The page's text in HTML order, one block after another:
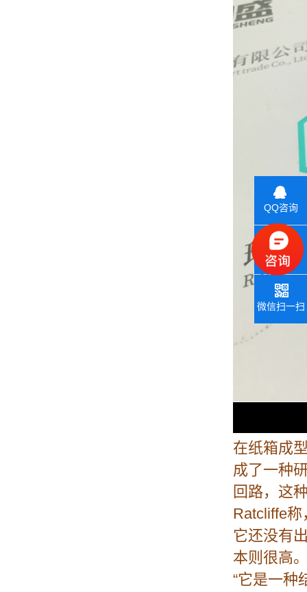
在纸箱成
成了一种
回路，这
Ratcliffe
它还没有
本则很高
“它是一种
QQ咨询
联系电话
微信扫一扫